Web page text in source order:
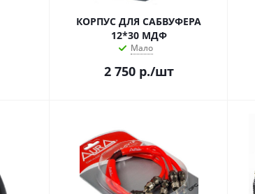
КОРПУС ДЛЯ САБВУФЕРА
12*30 МДФ
Мало
2 750р./шт